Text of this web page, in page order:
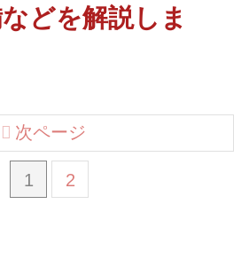
どを解説しま
1 2
次ページ